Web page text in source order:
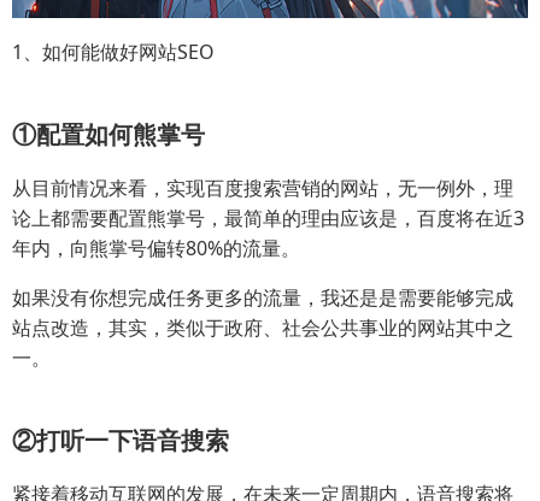
1、如何能做好网站SEO
①配置如何熊掌号
从目前情况来看，实现百度搜索营销的网站，无一例外，理
论上都需要配置熊掌号，最简单的理由应该是，百度将在近3
年内，向熊掌号偏转80%的流量。
如果没有你想完成任务更多的流量，我还是是需要能够完成
站点改造，其实，类似于政府、社会公共事业的网站其中之
一。
②打听一下语音搜索
紧接着移动互联网的发展，在未来一定周期内，语音搜索将